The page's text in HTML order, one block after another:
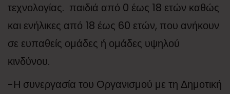
τεχνολογίας. παιδιά από 0 έως 18 ετών καθώς
και ενήλικες από 18 έως 60 ετών, που ανήκουν
σε ευπαθείς ομάδες ή ομάδες υψηλού
κινδύνου.
-Η συνεργασία του Οργανισμού με τη Δημοτική